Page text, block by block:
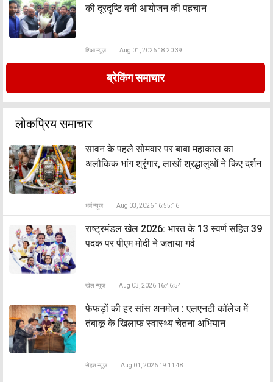
की दूरदृष्टि बनी आयोजन की पहचान
शिक्षा न्यूज़ Aug 01, 2026 18:20:39
ब्रेकिंग समाचार
लोकप्रिय समाचार
सावन के पहले सोमवार पर बाबा महाकाल का
अलौकिक भांग श्रृंगार, लाखों श्रद्धालुओं ने किए दर्शन
धर्म न्यूज़ Aug 03, 2026 16:55:16
राष्ट्रमंडल खेल 2026: भारत के 13 स्वर्ण सहित 39
पदक पर पीएम मोदी ने जताया गर्व
खेल न्यूज़ Aug 03, 2026 16:46:54
फेफड़ों की हर सांस अनमोल : एलएनटी कॉलेज में
तंबाकू के खिलाफ स्वास्थ्य चेतना अभियान
सेहत न्यूज़ Aug 01, 2026 19:11:48